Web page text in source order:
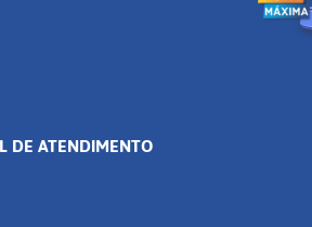
DE ATENDIMENTO